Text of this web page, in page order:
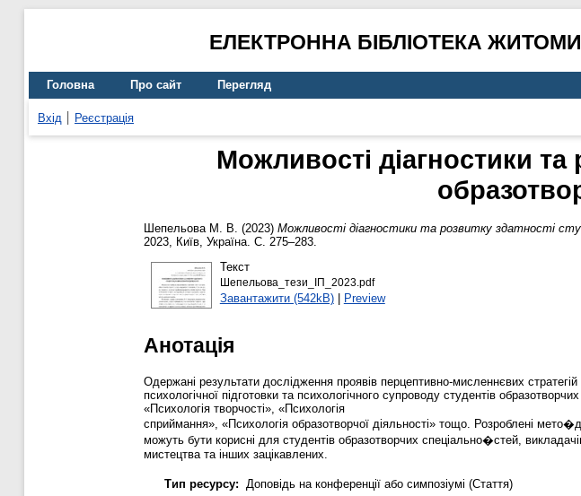
ЕЛЕКТРОННА БІБЛІОТЕКА
Головна Про сайт Перегляд
Вхід Реєстрація
Можливості діагностики та
Шепельова М. В. (2023) Можливості діагностики та розвитку здатності
2023, Київ, Україна. С. 275–283.
Текст
Шепельова_тези_ІП_2023.pdf
Завантажити (542kB)| Preview
Анотація
Одержані результати дослідження проявів перцептивно-мисленнєвих
психологічної підготовки та психологічного супроводу студентів
«Психологія творчості», «Психологія
сприймання», «Психологія образотворчої діяльності» тощо. Розроблені
можуть бути корисні для студентів образотворчих спеціально�стей,
мистецтва та інших зацікавлених.
Тип ресурсу:
Доповідь на конференції або симпозіумі (Стаття)